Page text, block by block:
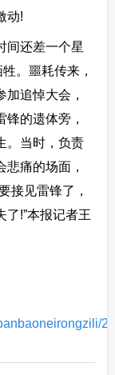
动!
还差一个星
。噩耗传来，
追悼大会，
的遗体旁，
。当时，负责
痛的场面，
接见雷锋了，
了!”本报记者王